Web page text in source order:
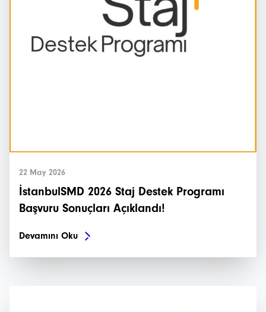
22 May 2026
İstanbulSMD 2026 Staj Destek Programı
Başvuru Sonuçları Açıklandı!
Devamını Oku